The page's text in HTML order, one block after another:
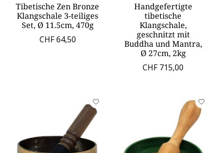
Tibetische Zen Bronze
Klangschale 3-teiliges
Set, Ø 11.5cm, 470g
CHF 64,50
Handgefertigte
tibetische
Klangschale,
geschnitzt mit
Buddha und Mantra,
Ø 27cm, 2kg
CHF 715,00